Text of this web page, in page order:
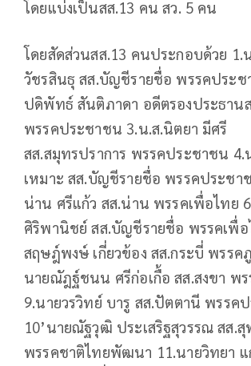
โดยแบ่งเป็นสส.13 คน สว. 5 คน
โดยสัดส่วนสส.13 คนประกอบด้วย 1.
วัชรสินธุ สส.บัญชีรายชื่อ พรรคประช
ปดิพัทธ์ สันติภาดา อดีตรองประธาน
พรรคประชาชน 3.น.ส.นิตยา มีศรี
สส.สมุทรปราการ พรรคประชาชน
เหมาะ สส.บัญชีรายชื่อ พรรคประช
น่าน ศรีแก้ว สส.น่าน พรรคเพื่อไทย
ศิริพานิชย์ สส.บัญชีรายชื่อ พรรคเพื่อ
สฤษฎ์พงษ์ เกี่ยวข้อง สส.กระบี่ พรรค
นายณัฎฐ์ชนน ศรีก่อเกื้อ สส.สงขา พร
9.นายวรวิทย์ บารู สส.ปัตตานี พรรค
10’นายณัฐวุฒิ ประเสริฐสุวรรณ สส.
พรรคชาติไทยพัฒนา 11.นายวิทยา แ